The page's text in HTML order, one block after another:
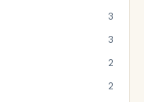
3
3
2
2